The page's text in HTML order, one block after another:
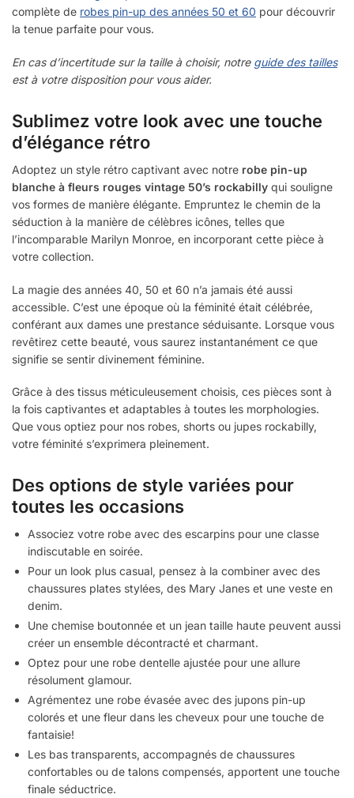
complète de robes pin-up des années 50 et 60 pour découvrir
la tenue parfaite pour vous.
En cas d’incertitude sur la taille à choisir, notre guide des tailles
est à votre disposition pour vous aider.
Sublimez votre look avec une touche
d’élégance rétro
Adoptez un style rétro captivant avec notre robe pin-up
blanche à fleurs rouges vintage 50’s rockabilly qui souligne
vos formes de manière élégante. Empruntez le chemin de la
séduction à la manière de célèbres icônes, telles que
l’incomparable Marilyn Monroe, en incorporant cette pièce à
votre collection.
La magie des années 40, 50 et 60 n’a jamais été aussi
accessible. C’est une époque où la féminité était célébrée,
conférant aux dames une prestance séduisante. Lorsque vous
revêtirez cette beauté, vous saurez instantanément ce que
signifie se sentir divinement féminine.
Grâce à des tissus méticuleusement choisis, ces pièces sont à
la fois captivantes et adaptables à toutes les morphologies.
Que vous optiez pour nos robes, shorts ou jupes rockabilly,
votre féminité s’exprimera pleinement.
Des options de style variées pour
toutes les occasions
Associez votre robe avec des escarpins pour une classe
indiscutable en soirée.
Pour un look plus casual, pensez à la combiner avec des
chaussures plates stylées, des Mary Janes et une veste en
denim.
Une chemise boutonnée et un jean taille haute peuvent aussi
créer un ensemble décontracté et charmant.
Optez pour une robe dentelle ajustée pour une allure
résolument glamour.
Agrémentez une robe évasée avec des jupons pin-up
colorés et une fleur dans les cheveux pour une touche de
fantaisie!
Les bas transparents, accompagnés de chaussures
confortables ou de talons compensés, apportent une touche
finale séductrice.